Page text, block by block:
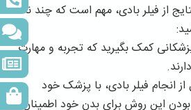
از فیلر بادی، مهم است که چند نکته
کمک بگیرید که تجربه و مهارت
از انجام فیلر بادی، با پزشک خود
این روش برای بدن خود اطمینان